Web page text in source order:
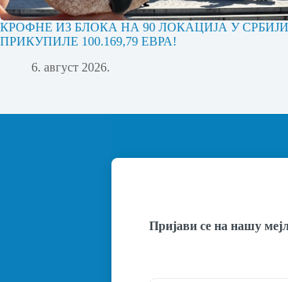
КРОФНЕ ИЗ БЛОКА НА 90 ЛОКАЦИЈА У СРБИЈИ
ПРИКУПИЛЕ 100.169,79 ЕВРА!
6. август 2026.
Пријави се на нашу